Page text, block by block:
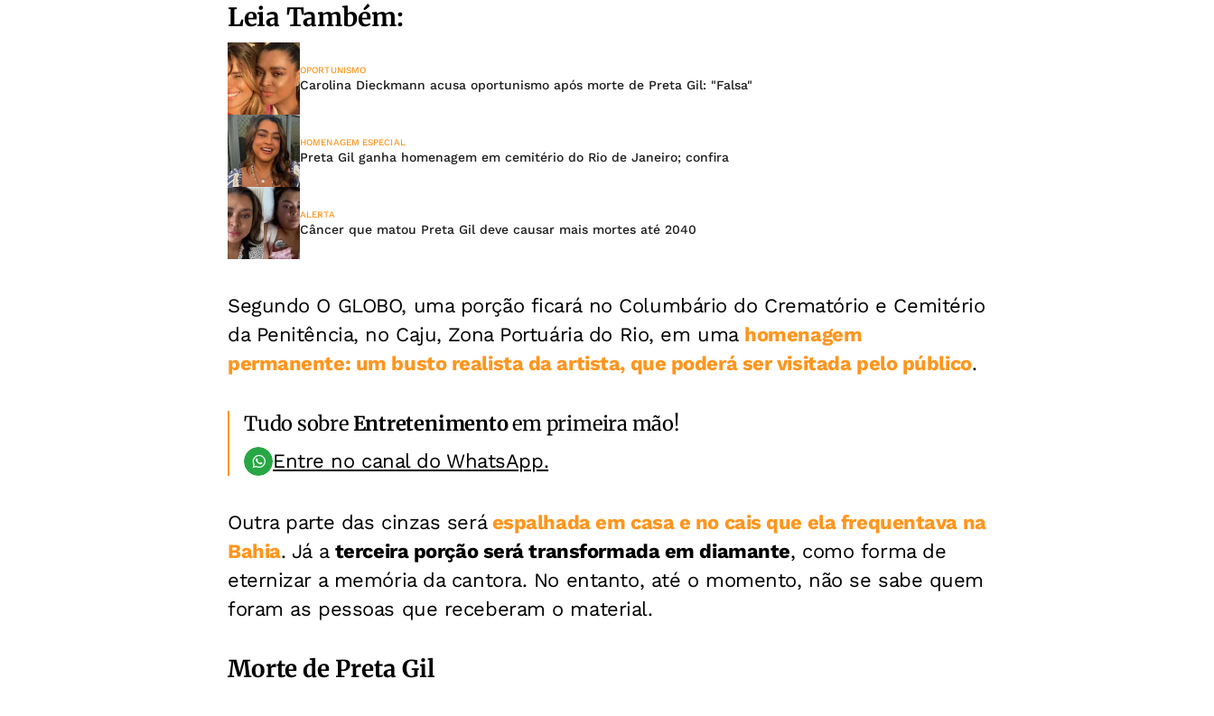
Leia Também:
OPORTUNISMO
Carolina Dieckmann acusa oportunismo após morte de Preta Gil: "Falsa"
HOMENAGEM ESPECIAL
Preta Gil ganha homenagem em cemitério do Rio de Janeiro; confira
ALERTA
Câncer que matou Preta Gil deve causar mais mortes até 2040
Segundo O GLOBO, uma porção ficará no Columbário do Crematório e Cemitério
da Penitência, no Caju, Zona Portuária do Rio, em uma homenagem
permanente: um busto realista da artista, que poderá ser visitada pelo público.
Tudo sobreEntretenimentoem primeira mão!
Entre no canal do WhatsApp.
Outra parte das cinzas seráespalhada em casa e no cais que ela frequentava na
Bahia. Já a terceira porção será transformada em diamante, como forma de
eternizar a memória da cantora. No entanto, até o momento, não se sabe quem
foram as pessoas que receberam o material.
Morte de Preta Gil